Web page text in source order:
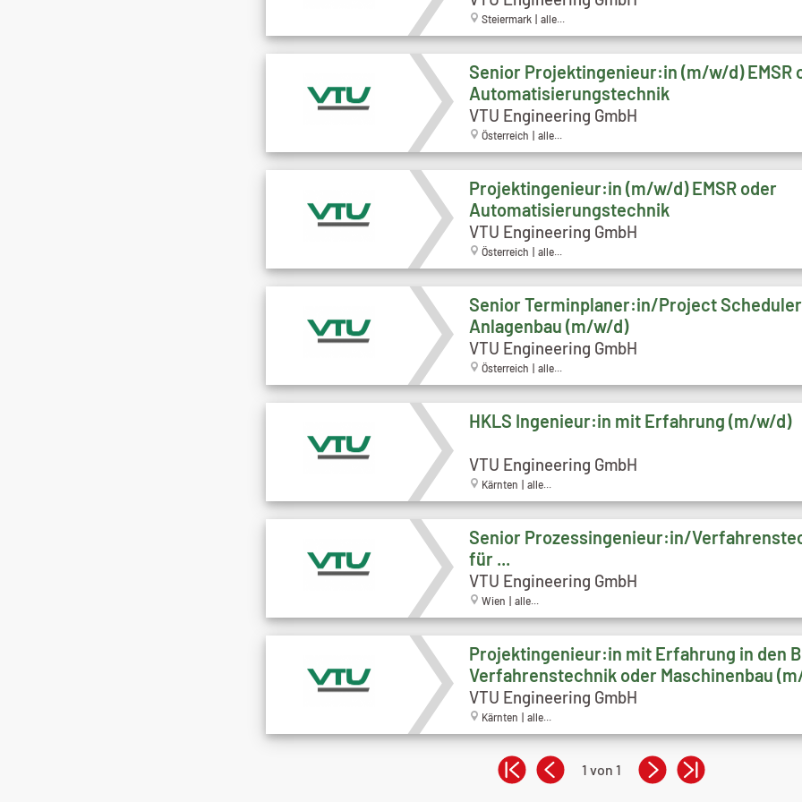
Steiermark | alle...
Senior Projektingenieur:in (m/w/d) EMSR
Automatisierungstechnik
VTU Engineering GmbH
Österreich | alle...
Projektingenieur:in (m/w/d) EMSR oder
Automatisierungstechnik
VTU Engineering GmbH
Österreich | alle...
Senior Terminplaner:in/Project Scheduler
Anlagenbau (m/w/d)
VTU Engineering GmbH
Österreich | alle...
HKLS Ingenieur:in mit Erfahrung (m/w/d)
VTU Engineering GmbH
Kärnten | alle...
Senior Prozessingenieur:in/
für ...
VTU Engineering GmbH
Wien | alle...
Projektingenieur:in mit Erfahrung in den
Verfahrenstechnik oder Maschinenbau
VTU Engineering GmbH
Kärnten | alle...
1 von 1